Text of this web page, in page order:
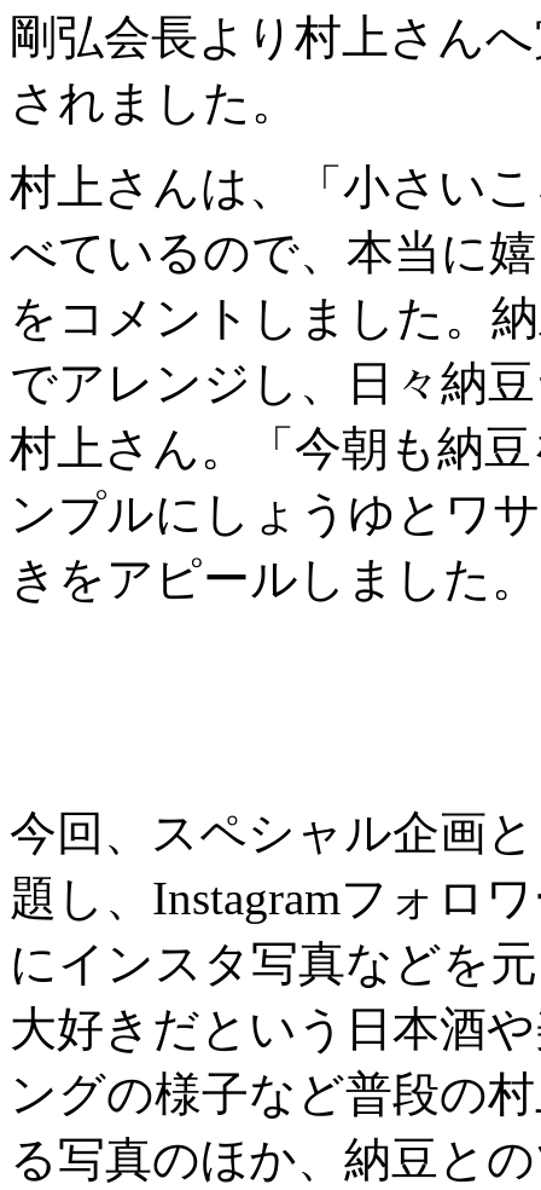
剛弘会長より村上さん
されました。
村上さんは、「小さい
べているので、本当に
をコメントしました。
でアレンジし、日々納
村上さん。「今朝も納
ンプルにしょうゆとワ
きをアピールしました。
今回、スペシャル企画
題し、Instagramフォロ
にインスタ写真などを
大好きだという日本酒
ングの様子など普段の
る写真のほか、納豆と